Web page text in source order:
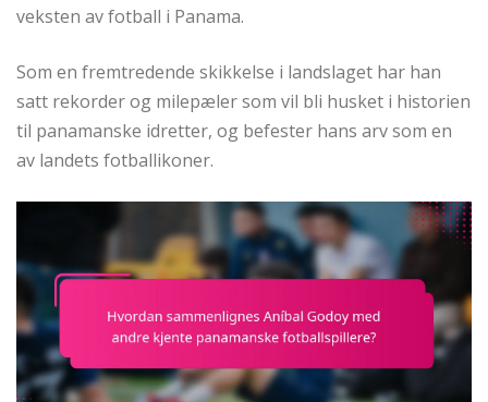
veksten av fotball i Panama.
Som en fremtredende skikkelse i landslaget har han
satt rekorder og milepæler som vil bli husket i historien
til panamanske idretter, og befester hans arv som en
av landets fotballikoner.